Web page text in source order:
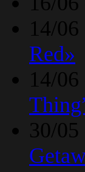
14/06
Red»
14/06
30/05